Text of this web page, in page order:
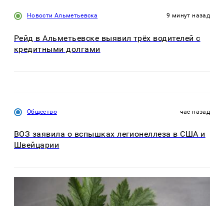
Новости Альметьевска 9 минут назад
Рейд в Альметьевске выявил трёх водителей с
кредитными долгами
Общество час назад
ВОЗ заявила о вспышках легионеллеза в США и
Швейцарии